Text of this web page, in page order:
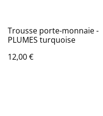
Trousse porte-monnaie -
PLUMES turquoise
12,00 €